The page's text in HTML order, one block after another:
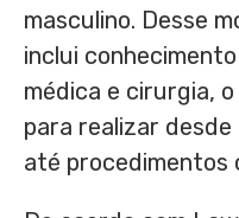
masculino. Desse
inclui
médica e cirurgia,
para realizar
até procedimentos